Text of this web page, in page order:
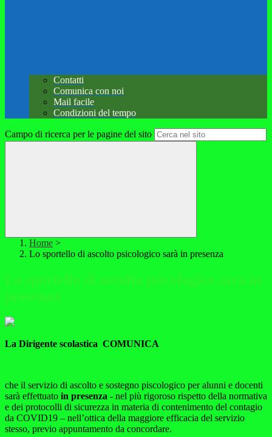
Contatti
Comunica con noi
Mail facile
Condizioni del tempo
Campo di ricerca per le pagine del sito
Home >
Lo sportello di ascolto psicologico sarà in presenza
Lo sportello di ascolto psicologico sarà in
presenza
La Dirigente scolastica COMUNICA
che il servizio di ascolto e sostegno piscologico per alunni e docenti
sarà effettuato in presenza - nel più rigoroso rispetto della normativa
e dei protocolli di sicurezza in materia di contenimento del contagio
da COVID19 – nell’ottica della maggiore efficacia del servizio
stesso, previo appuntamento da concordare.